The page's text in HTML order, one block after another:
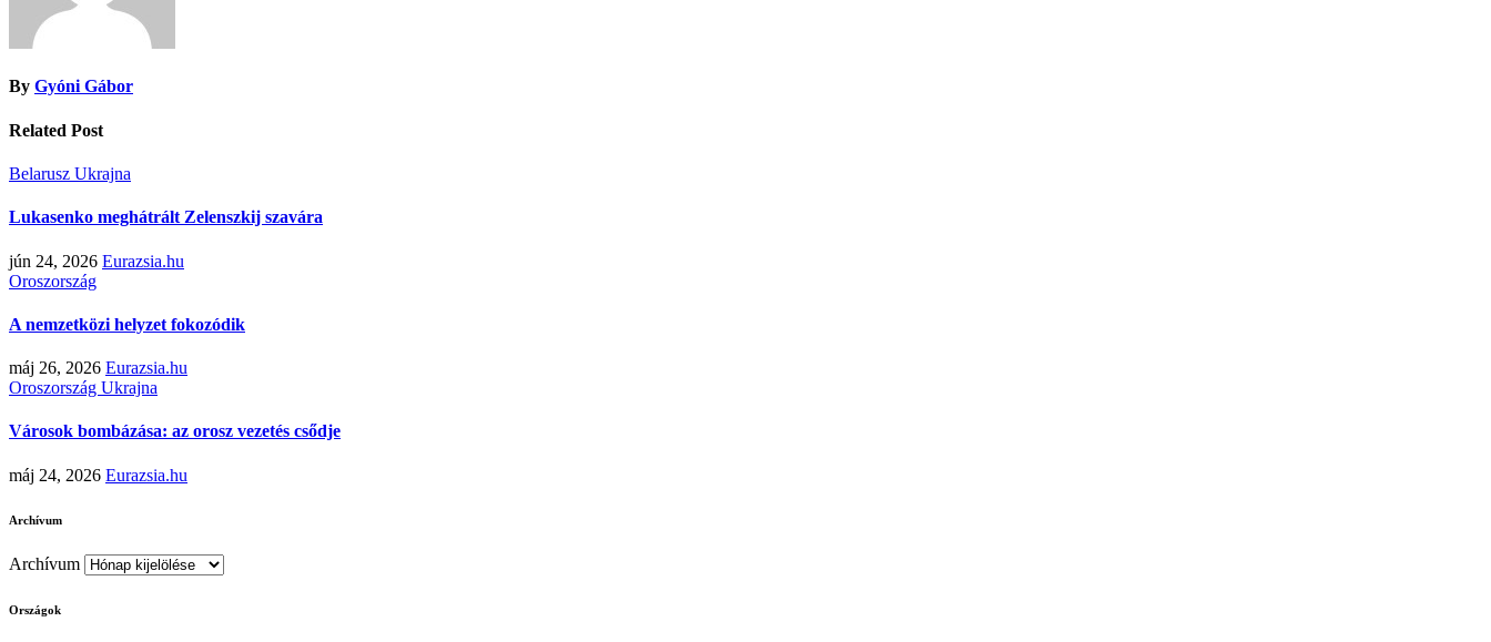
By Gyóni Gábor
Related Post
Belarusz Ukrajna
Lukasenko meghátrált Zelenszkij szavára
jún 24, 2026 Eurazsia.hu
Oroszország
A nemzetközi helyzet fokozódik
máj 26, 2026 Eurazsia.hu
Oroszország Ukrajna
Városok bombázása: az orosz vezetés csődje
máj 24, 2026 Eurazsia.hu
Archívum
Archívum
Országok